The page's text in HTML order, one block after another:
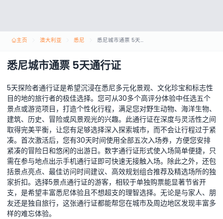
主页 澳大利亚 悉尼 悉尼城市通票 5天通行证
悉尼城市通票 5天通行证
5天探险者通行证是希望沉浸在悉尼多元化景观、文化珍宝和标志性
目的地的旅行者的极佳选择。您可从30多个高评分体验中任选五个
景点或游览项目，打造个性化行程，满足您对野生动物、海洋生物、
建筑、历史、冒险或风景观光的兴趣。此通行证在深度与灵活性之间
取得完美平衡，让您有足够选择深入探索城市，而不会让行程过于紧
凑。首次激活后，您有30天时间使用全部五次入场券，方便您安排
紧凑的冒险日和悠闲的出游日。数字通行证形式使入场简单便捷，只
需在参与地点出示手机通行证即可快速无接触入场。除此之外，还包
括景点亮点、最佳访问时间建议、高效规划组合推荐及精选场所的独
家折扣。选择5景点通行证的游客，相较于单独购票能显著节省开
支，是希望丰富悉尼体验且不想超支的理智选择。无论是与家人、朋
友还是独自旅行，这张通行证都能帮您在城市及周边地区发现丰富多
样的难忘体验。